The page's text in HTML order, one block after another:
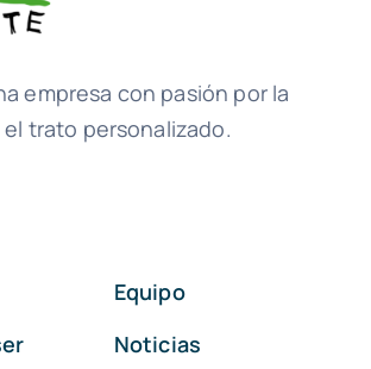
empresa con pasión por la
trato personalizado.
Equipo
Noticias